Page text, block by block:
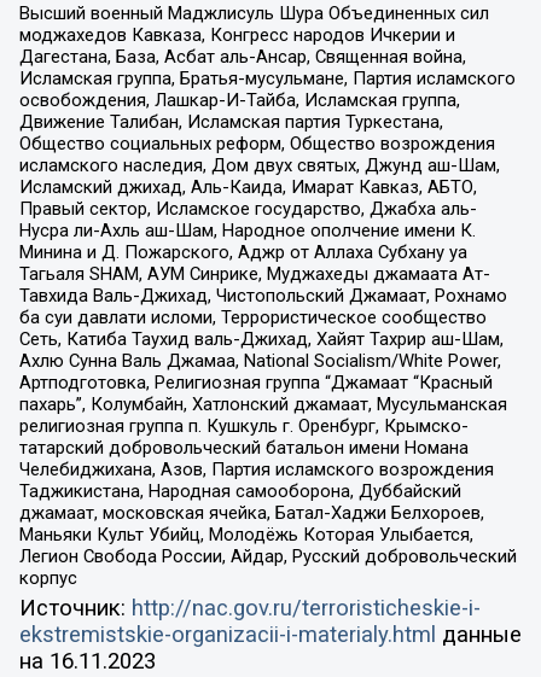
Высший военный Маджлисуль Шура Объединенных сил
моджахедов Кавказа, Конгресс народов Ичкерии и
Дагестана, База, Асбат аль-Ансар, Священная война,
Исламская группа, Братья-мусульмане, Партия исламского
освобождения, Лашкар-И-Тайба, Исламская группа,
Движение Талибан, Исламская партия Туркестана,
Общество социальных реформ, Общество возрождения
исламского наследия, Дом двух святых, Джунд аш-Шам,
Исламский джихад, Аль-Каида, Имарат Кавказ, АБТО,
Правый сектор, Исламское государство, Джабха аль-
Нусра ли-Ахль аш-Шам, Народное ополчение имени К.
Минина и Д. Пожарского, Аджр от Аллаха Субхану уа
Тагьаля SHAM, АУМ Синрике, Муджахеды джамаата Ат-
Тавхида Валь-Джихад, Чистопольский Джамаат, Рохнамо
ба суи давлати исломи, Террористическое сообщество
Сеть, Катиба Таухид валь-Джихад, Хайят Тахрир аш-Шам,
Ахлю Сунна Валь Джамаа, National Socialism/White Power,
Артподготовка, Религиозная группа “Джамаат “Красный
пахарь”, Колумбайн, Хатлонский джамаат, Мусульманская
религиозная группа п. Кушкуль г. Оренбург, Крымско-
татарский добровольческий батальон имени Номана
Челебиджихана, Азов, Партия исламского возрождения
Таджикистана, Народная самооборона, Дуббайский
джамаат, московская ячейка, Батал-Хаджи Белхороев,
Маньяки Культ Убийц, Молодёжь Которая Улыбается,
Легион Свобода России, Айдар, Русский добровольческий
корпус
Источник: http://nac.gov.ru/terroristicheskie-i-
ekstremistskie-organizacii-i-materialy.html данные
на 16.11.2023